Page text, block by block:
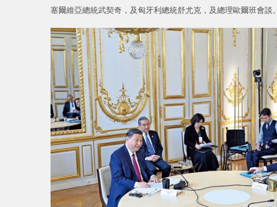
塞爾維亞總統武契奇，及匈牙利總統舒尤克，及總理歐爾班會談。